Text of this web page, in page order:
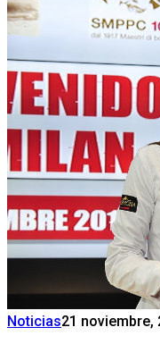
Noticias21 noviembre,